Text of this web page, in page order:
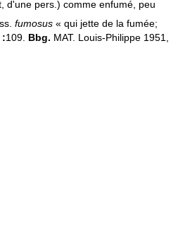
d'une pers.) comme enfumé, peu
fumosus « qui jette de la fumée;
:109. Bbg. MAT. Louis-Philippe 1951,